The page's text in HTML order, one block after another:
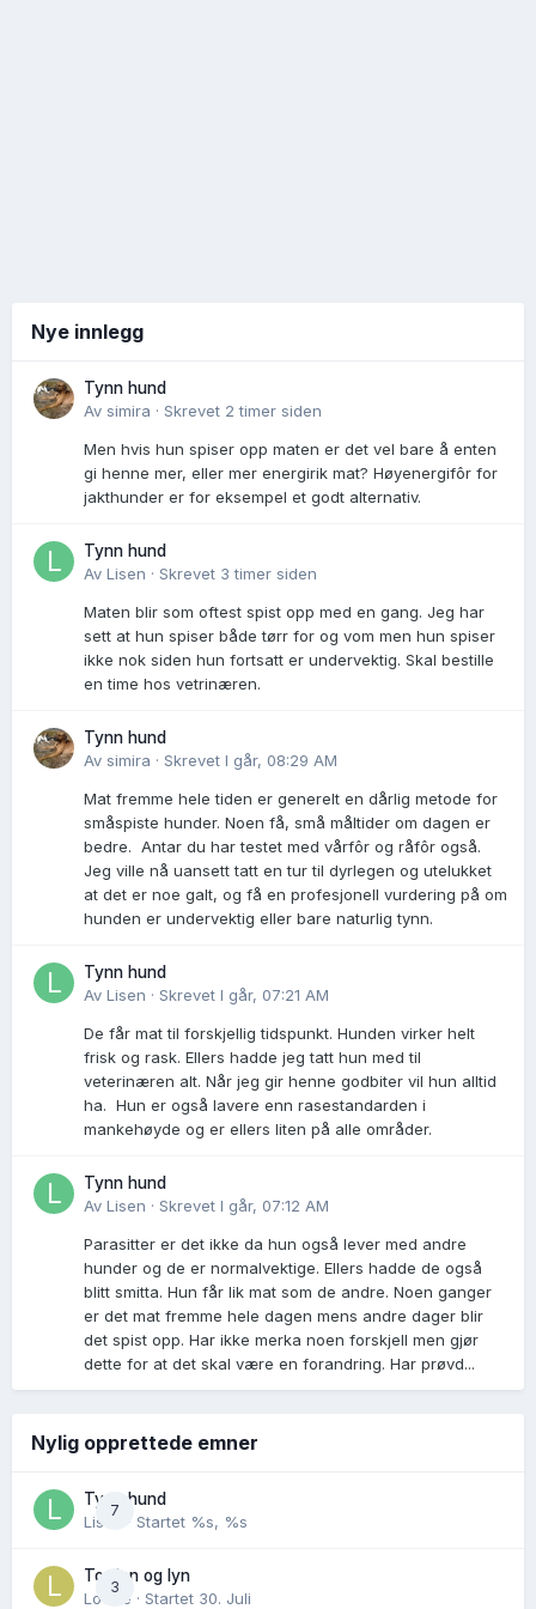
Nye innlegg
Tynn hund
Av simira · Skrevet 2 timer siden
Men hvis hun spiser opp maten er det vel bare å enten
gi henne mer, eller mer energirik mat? Høyenergifôr for
jakthunder er for eksempel et godt alternativ.
Tynn hund
Av Lisen · Skrevet 3 timer siden
Maten blir som oftest spist opp med en gang. Jeg har
sett at hun spiser både tørr for og vom men hun spiser
ikke nok siden hun fortsatt er undervektig. Skal bestille
en time hos vetrinæren.
Tynn hund
Av simira · Skrevet I går, 08:29 AM
Mat fremme hele tiden er generelt en dårlig metode for
småspiste hunder. Noen få, små måltider om dagen er
bedre. Antar du har testet med vårfôr og råfôr også.
Jeg ville nå uansett tatt en tur til dyrlegen og utelukket
at det er noe galt, og få en profesjonell vurdering på om
hunden er undervektig eller bare naturlig tynn.
Tynn hund
Av Lisen · Skrevet I går, 07:21 AM
De får mat til forskjellig tidspunkt. Hunden virker helt
frisk og rask. Ellers hadde jeg tatt hun med til
veterinæren alt. Når jeg gir henne godbiter vil hun alltid
ha. Hun er også lavere enn rasestandarden i
mankehøyde og er ellers liten på alle områder.
Tynn hund
Av Lisen · Skrevet I går, 07:12 AM
Parasitter er det ikke da hun også lever med andre
hunder og de er normalvektige. Ellers hadde de også
blitt smitta. Hun får lik mat som de andre. Noen ganger
er det mat fremme hele dagen mens andre dager blir
det spist opp. Har ikke merka noen forskjell men gjør
dette for at det skal være en forandring. Har prøvd...
Nylig opprettede emner
7
Tynn hund
Lisen
· Startet %s, %s
3
Torden og lyn
Lovise · Startet 30. Juli